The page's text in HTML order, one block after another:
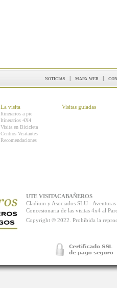
noticias | mapa web |
La visita
Itinerarios a pie
Itinerarios 4X4
Visita en Bicicleta
Centros Visitantes
Recomendaciones
Visitas guiadas
UTE VISITACABAÑEROS
Cladium y Asociados SLU -
Concesionaria de las visitas 4x4 al
Copyright © 2022. Prohibida la